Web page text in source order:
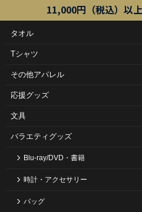
11,000円（税込）以
タオル
Tシャツ
その他アパレル
応援グッズ
文具
バラエティグッズ
Blu-ray/DVD・書籍
時計・アクセサリー
バッグ